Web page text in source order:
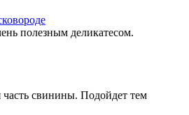
полезным деликатесом.
свинины. Подойдет тем